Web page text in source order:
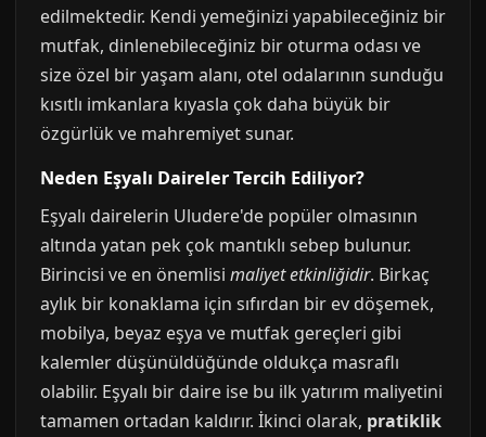
edilmektedir. Kendi yemeğinizi yapabileceğiniz bir
mutfak, dinlenebileceğiniz bir oturma odası ve
size özel bir yaşam alanı, otel odalarının sunduğu
kısıtlı imkanlara kıyasla çok daha büyük bir
özgürlük ve mahremiyet sunar.
Neden Eşyalı Daireler Tercih Ediliyor?
Eşyalı dairelerin Uludere'de popüler olmasının
altında yatan pek çok mantıklı sebep bulunur.
Birincisi ve en önemlisi maliyet etkinliğidir. Birkaç
aylık bir konaklama için sıfırdan bir ev döşemek,
mobilya, beyaz eşya ve mutfak gereçleri gibi
kalemler düşünüldüğünde oldukça masraflı
olabilir. Eşyalı bir daire ise bu ilk yatırım maliyetini
tamamen ortadan kaldırır. İkinci olarak, pratiklik